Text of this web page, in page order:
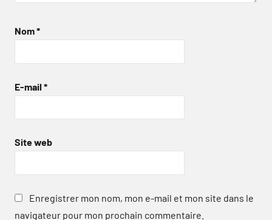
Nom*
E-mail *
Site web
Enregistrer mon nom, mon e-mail et mon site dans le
navigateur pour mon prochain commentaire.